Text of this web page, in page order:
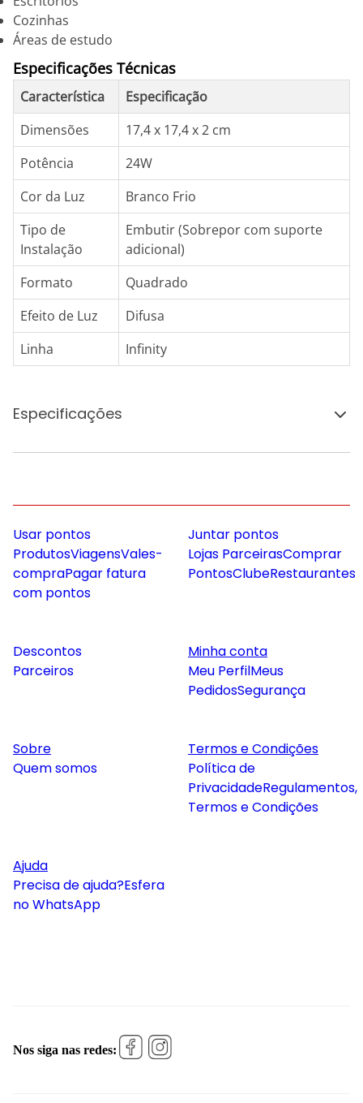
Cozinhas
Áreas de estudo
Especificações Técnicas
Característica
Especificação
Dimensões
17,4 x 17,4 x 2 cm
Potência
24W
Cor da Luz
Branco Frio
Tipo de
Instalação
Embutir (Sobrepor com suporte
adicional)
Formato
Quadrado
Efeito de Luz
Difusa
Linha
Infinity
Especificações
Usar pontos
ProdutosViagensVales-
compraPagar fatura
com pontos
Juntar pontos
Lojas ParceirasComprar
PontosClubeRestaurantes
Descontos
Parceiros
Minha conta
Meu PerfilMeus
PedidosSegurança
Sobre
Quem somos
Termos e Condições
Política de
PrivacidadeRegulamentos,
Termos e Condições
Ajuda
Precisa de ajuda?Esfera
no WhatsApp
Nos siga nas redes: